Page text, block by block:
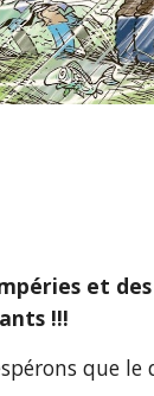
et
!!!
que